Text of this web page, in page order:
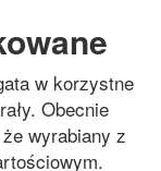
w korzystne
Obecnie
wyrabiany z